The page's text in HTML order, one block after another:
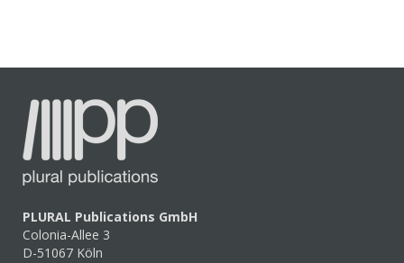
PLURAL Publications GmbH
Colonia-Allee 3
D-51067 Köln